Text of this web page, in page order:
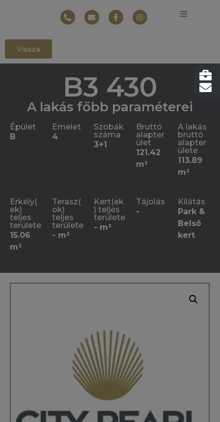
Vissza
B3 430
A lakás főbb paraméterei
Épület
B
Emelet
4
Szobák
száma
3+1
Bruttó
alapter
ület
121.42
m²
A lakás
bruttó
alapter
ülete
113.89
m²
Erkély(
ek)
teljes
területe
15.06
m²
Terasz(
ok)
teljes
területe
- m²
Kert(ek
) teljes
területe
- m²
Tájolás
-
Kilátás
Park &
Belső
kert